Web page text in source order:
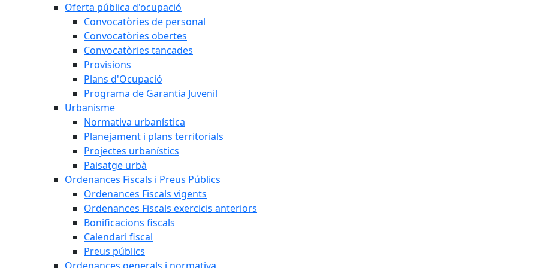
Oferta pública d'ocupació
Convocatòries de personal
Convocatòries obertes
Convocatòries tancades
Provisions
Plans d'Ocupació
Programa de Garantia Juvenil
Urbanisme
Normativa urbanística
Planejament i plans territorials
Projectes urbanístics
Paisatge urbà
Ordenances Fiscals i Preus Públics
Ordenances Fiscals vigents
Ordenances Fiscals exercicis anteriors
Bonificacions fiscals
Calendari fiscal
Preus públics